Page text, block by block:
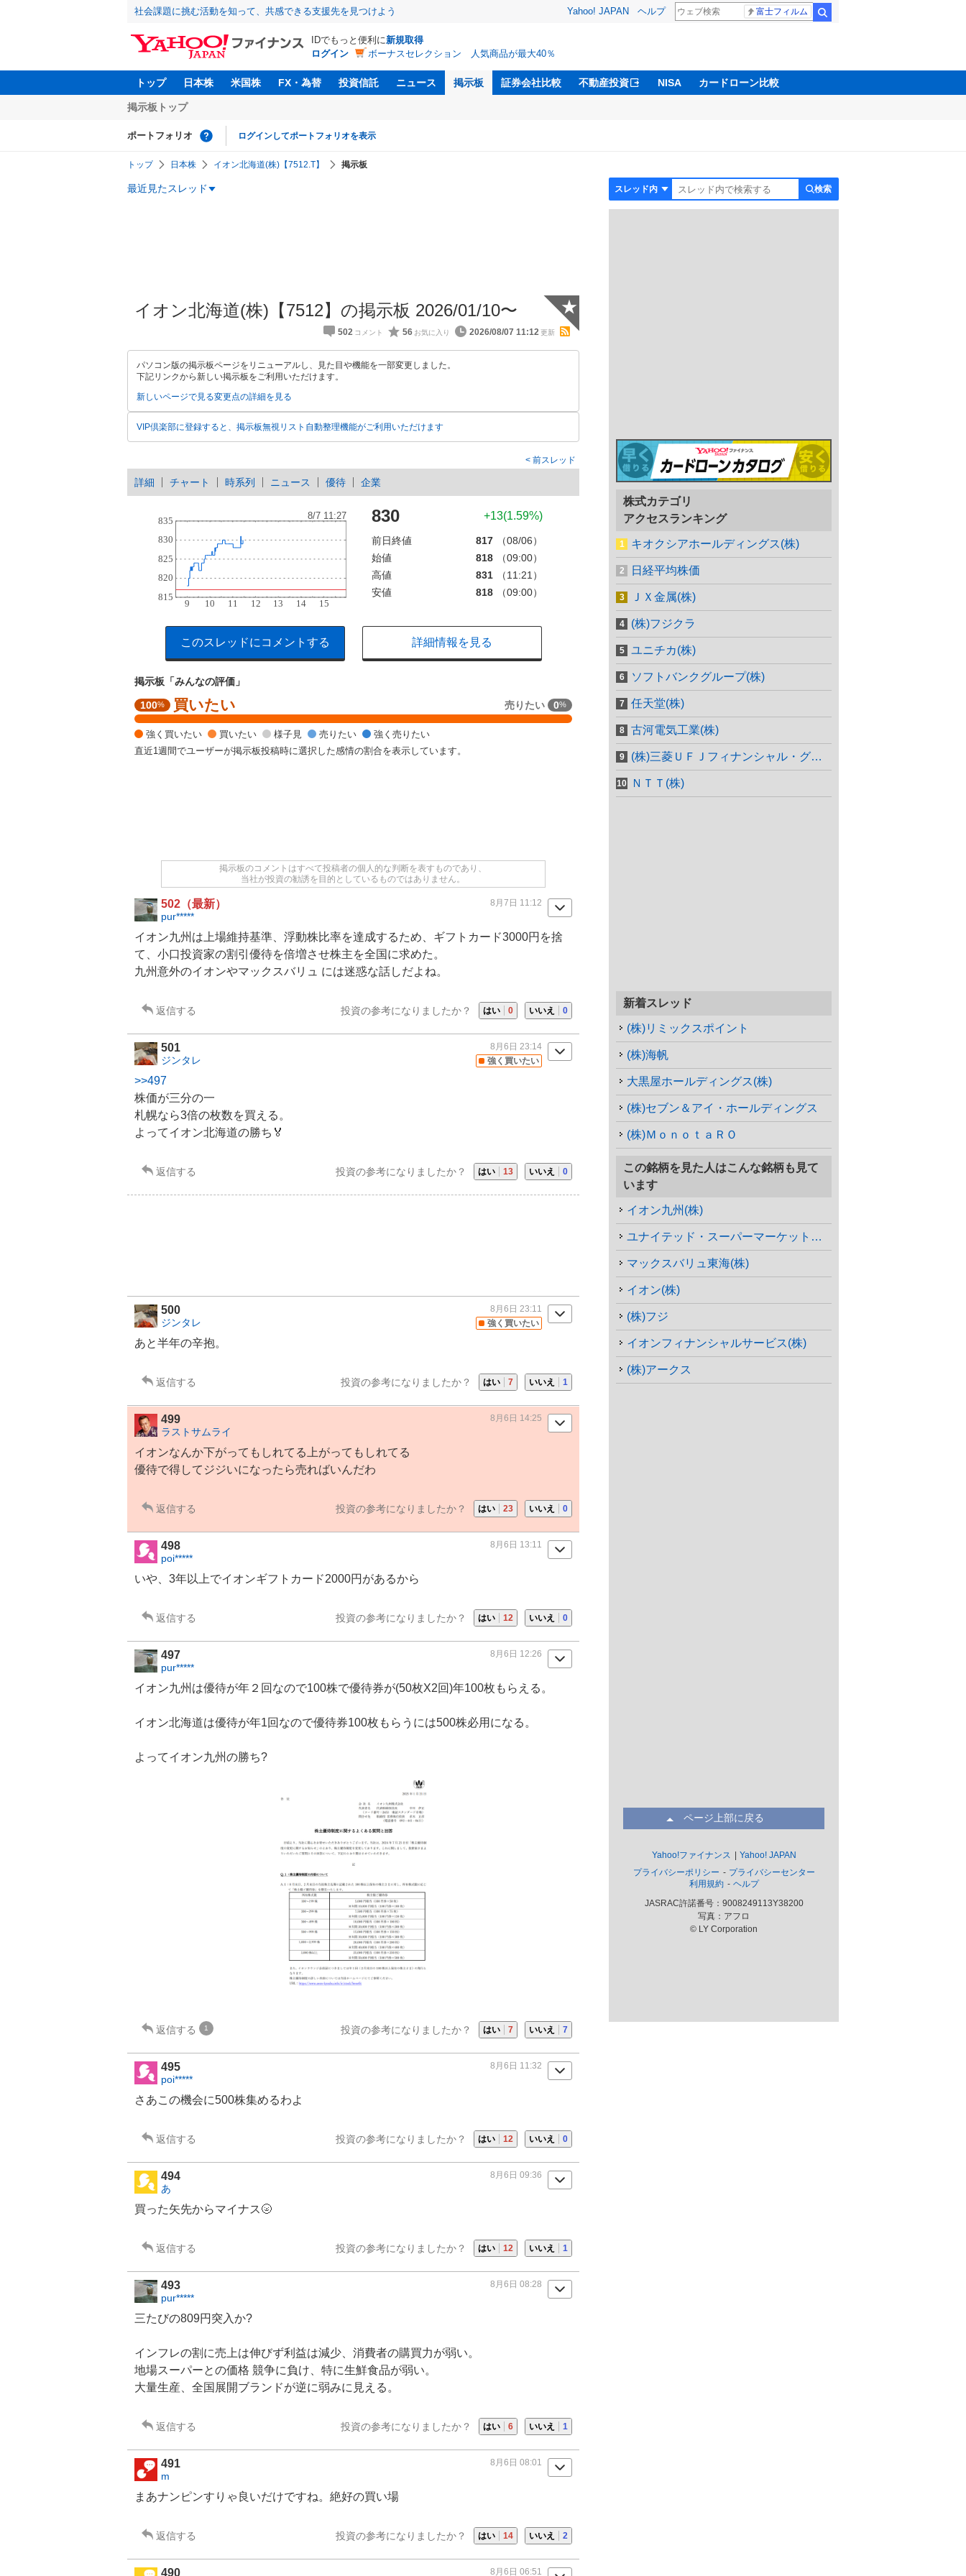
社会課題に挑む活動を知って、共感できる支援先を見つけよう Yahoo! JAPAN ヘルプ 富士フィルム
IDでもっと便利に新規取得
ログイン
ボーナスセレクション 人気商品が最大40％
トップ 日本株 米国株 FX・為替 投資信託 ニュース 掲示板 証券会社比較 不動産投資 NISA カードローン比較
掲示板トップ
ポートフォリオ ログインしてポートフォリオを表示
トップ 日本株 イオン北海道(株)【7512.T】 掲示板
最近見たスレッド 検索
イオン北海道(株)【7512】の掲示板 2026/01/10〜
502 56 2026/08/07 11:12
★
パソコン版の掲示板ページをリニューアルし、見た目や機能を一部変更しました。
下記リンクから新しい掲示板をご利用いただけます。
新しいページで見る変更点の詳細を見る
VIP倶楽部に登録すると、掲示板無視リスト自動整理機能がご利用いただけます
前スレッド
詳細 チャート 時系列 ニュース 優待 企業
830 +13(1.59%)
前日終値 817
（08/06）
始値
818
（09:00）
高値
831
（11:21）
安値
818 （09:00）
このスレッドにコメントする 詳細情報を見る
掲示板「みんなの評価」
強
く
買
い
100% 買いたい 売りたい 0%
強く買いたい 買いたい 様子見 売りたい
強く売りたい
直近1週間でユーザーが掲示板投稿時に選択した感情の割合を表示しています。
掲示板のコメントはすべて投稿者の個人的な判断を表すものであり、
当社が投資の勧誘を目的としているものではありません。
502（最新）
pur*****
8月7日 11:12
イオン九州 は上場維持基準、浮動株比率を達成するため、ギフトカード3000円を捨
て、小口投資家の割引優待を倍増させ株主を全国に求めた。
九州意外のイオンやマックスバリュ には迷惑な話しだよね。
返信する 投資の参考になりましたか？ はい 0 いいえ 0
501
ジンタレ 強く買いたい
8月6日 23:14
>>497
株価が三分の一
札幌なら3倍の枚数を買える。
よってイオン北海道の勝ち🏅
返信する 投資の参考になりましたか？ はい 13 いいえ 0
500
ジンタレ 強く買いたい
8月6日 23:11
あと半年の辛抱。
返信する 投資の参考になりましたか？ はい 7 いいえ 1
499
ラストサムライ
8月6日 14:25
イオンなんか下がってもしれてる上がってもしれてる
優待で得してジジいになったら売ればいんだわ
返信する 投資の参考になりましたか？ はい 23 いいえ 0
498
poi*****
8月6日 13:11
いや、3年以上でイオンギフトカード2000円があるから
返信する 投資の参考になりましたか？ はい 12 いいえ 0
497
pur*****
8月6日 12:26
イオン九州 は優待が年２回なので100株で優待券が(50枚X2回)年100枚もらえる。
イオン北海道は優待が年1回なので優待券100枚もらうには500株必用になる。
よってイオン九州の勝ち?
返信する 1 投資の参考になりましたか？ はい 7 いいえ 7
495
poi*****
8月6日 11:32
さあこの機会に500株集めるわよ
返信する 投資の参考になりましたか？ はい 12 いいえ 0
494
あ
8月6日 09:36
買った矢先からマイナス🌝
返信する 投資の参考になりましたか？ はい 12 いいえ 1
493
pur*****
8月6日 08:28
三たびの809円突入か?
インフレの割に売上は伸びず利益は減少、消費者の購買力が弱い。
地場スーパーとの価格 競争に負け、特に生鮮食品が弱い。
大量生産、全国展開ブランドが逆に弱みに見える。
返信する 投資の参考になりましたか？ はい 6 いいえ 1
491
m
8月6日 08:01
まあナンピンすりゃ良いだけですね。絶好の買い場
返信する 投資の参考になりましたか？ はい 14 いいえ 2
490 8月6日 06:51
株式カテゴリ
アクセスランキング
キオクシアホールディングス(株)
日経平均株価
ＪＸ金属(株)
(株)フジクラ
ユニチカ(株)
ソフトバンクグループ(株)
任天堂(株)
古河電気工業(株)
(株)三菱ＵＦＪフィナンシャル・グループ
ＮＴＴ(株)
新着スレッド
(株)リミックスポイント
(株)海帆
大黒屋ホールディングス(株)
(株)セブン＆アイ・ホールディングス
(株)ＭｏｎｏｔａＲＯ
この銘柄を見た人はこんな銘柄も見て
います
イオン九州(株)
ユナイテッド・スーパーマーケット・ホールディングス(株)
マックスバリュ東海(株)
イオン(株)
(株)フジ
イオンフィナンシャルサービス(株)
(株)アークス
ページ上部に戻る
Yahoo!ファイナンス
Yahoo! JAPAN
プライバシーポリシー
プライバシーセンター
利用規約
ヘルプ
JASRAC許諾番号：9008249113Y38200
写真：アフロ
© LY Corporation